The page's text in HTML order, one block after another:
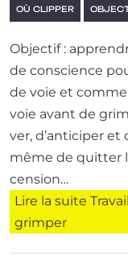
OÙ CLIPPER
Objectif :
de conscience
de voie et
voie avant de
ver, d’an­ti­ci­per
même de quit­ter
cen­sion…
Lire la suite
grimper